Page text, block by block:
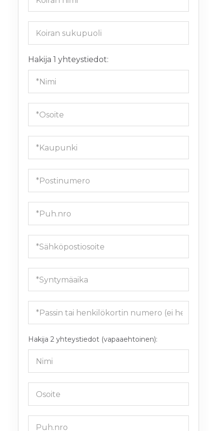
Hakija 1 yhteystiedot:
Hakija 2 yhteystiedot (vapaaehtoinen):